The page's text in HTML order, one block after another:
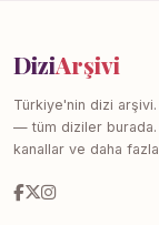
DiziArşivi
Türkiye'nin dizi
— tüm diziler burada.
kanallar ve daha